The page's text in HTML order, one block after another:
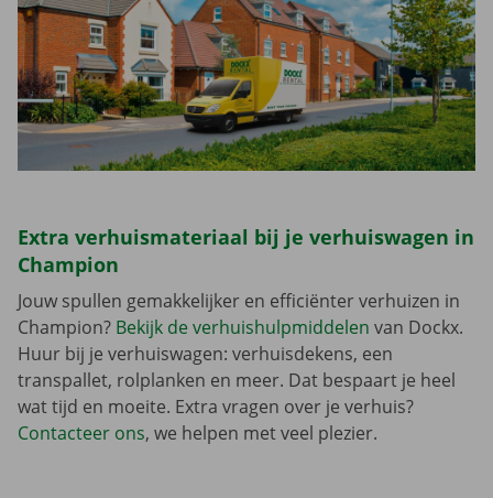
Extra verhuismateriaal bij je verhuiswagen in
Champion
Jouw spullen gemakkelijker en efficiënter verhuizen in
Champion? Bekijk de verhuishulpmiddelen van Dockx.
Huur bij je verhuiswagen: verhuisdekens, een
transpallet, rolplanken en meer. Dat bespaart je heel
wat tijd en moeite. Extra vragen over je verhuis?
Contacteer ons, we helpen met veel plezier.